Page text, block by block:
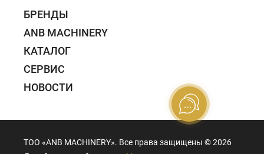
БРЕНДЫ
ANB MACHINERY
КАТАЛОГ
СЕРВИС
НОВОСТИ
ТОО «ANB MACHINERY». Все права защищены ©️ 2026